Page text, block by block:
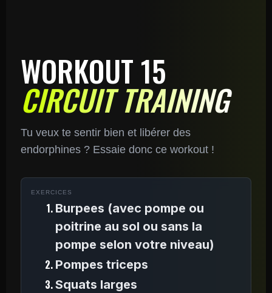
WORKOUT 15
CIRCUIT TRAINING
Tu veux te sentir bien et libérer des
endorphines ? Essaie donc ce workout !
EXERCICES
Burpees (avec pompe ou
poitrine au sol ou sans la
pompe selon votre niveau)
Pompes triceps
Squats larges